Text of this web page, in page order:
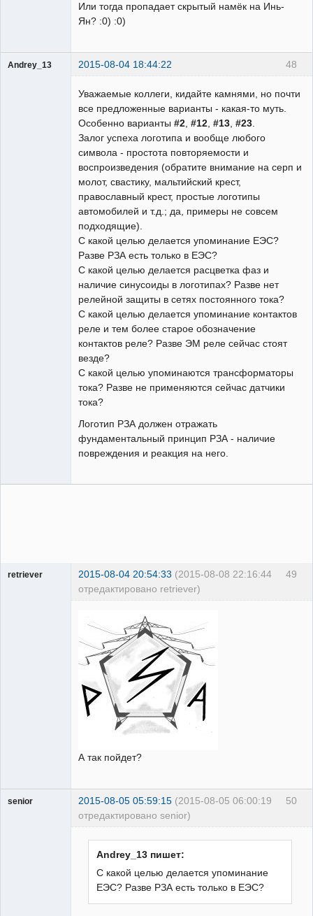
Или тогда пропадает скрытый намёк на Инь-
Ян? :0) :0)
48
Andrey_13 2015-08-04 18:44:22
Уважаемые коллеги, кидайте камнями, но почти
все предложенные варианты - какая-то муть.
Особенно варианты #2 #12 #13 #23
Залог успеха логотипа и вообще любого
символа - простота повторяемости и
воспроизведения (обратите внимание на серп и
молот, свастику, мальтийский крест,
православный крест, простые логотипы
автомобилей и т.д.; да, примеры не совсем
подходящие).
С какой целью делается упоминание ЕЭС?
Разве РЗА есть только в ЕЭС?
С какой целью делается расцветка фаз и
наличие синусоиды в логотипах? Разве нет
релейной защиты в сетях постоянного тока?
С какой целью делается упоминание контактов
реле и тем более старое обозначение
контактов реле? Разве ЭМ реле сейчас стоят
везде?
С какой целью упоминаются трансформаторы
тока? Разве не применяются сейчас датчики
тока?
Логотип РЗА должен отражать
фундаментальный принцип РЗА - наличие
повреждения и реакция на него.
49
retriever 2015-08-04 20:54:33 (2015-08-08 22:16:44
отредактировано retriever)
А так пойдет?
50
senior 2015-08-05 05:59:15 (2015-08-05 06:00:19
отредактировано senior)
Andrey_13 пишет:
С какой целью делается упоминание
ЕЭС? Разве РЗА есть только в ЕЭС?